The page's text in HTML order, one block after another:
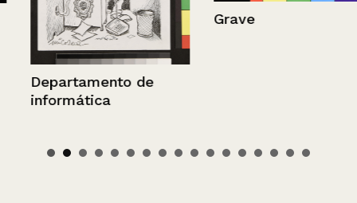
Departamento de
informática
Grave